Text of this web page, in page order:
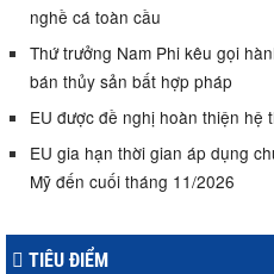
nghề cá toàn cầu
Thứ trưởng Nam Phi kêu gọi
bán thủy sản bất hợp pháp
EU được đề nghị hoàn thiện hệ
EU gia hạn thời gian áp dụng
Mỹ đến cuối tháng 11/2026
TIÊU ĐIỂM